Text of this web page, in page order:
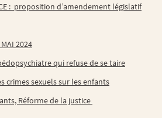
: proposition d’amendement législatif
MAI 2024
qui refuse de se taire
crimes sexuels sur les enfants
Réforme de la justice